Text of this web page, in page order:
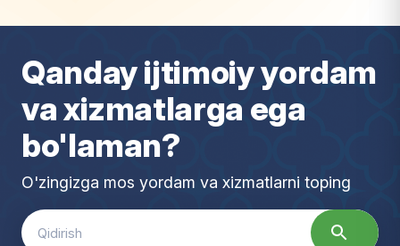
mtiy oz
Qanday ijtimoiy yordam
va xizmatlarga ega
bo'laman?
O'zingizga mos yordam va xizmatlarni toping
Search
for: